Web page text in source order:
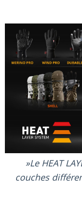
Le HEAT
couches